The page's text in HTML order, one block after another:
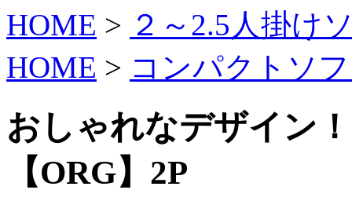
HOME > ２～2.5人掛け
HOME > コンパクトソ
おしゃれなデザイン
【ORG】2P